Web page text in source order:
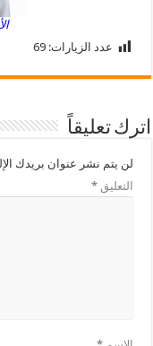
عدد الزيارات: 69
اترك تعليقاً
لن يتم نشر عنوان بريدك
التعليق*